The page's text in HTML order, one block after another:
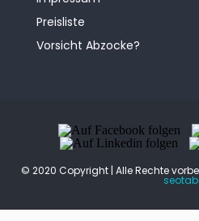
Preisliste
Vorsicht Abzocke?
© 2020 Copyright | Alle Rechte
seotab